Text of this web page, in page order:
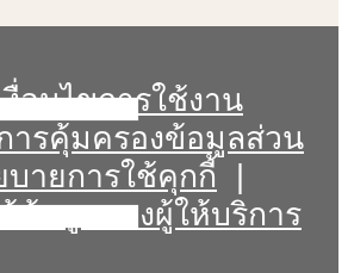
อนไขการใช้งาน
ารคุ้มครองข้อมูลส่วน
บายการใช้คุกกี้
ข้อมูลของผู้ให้บริการ